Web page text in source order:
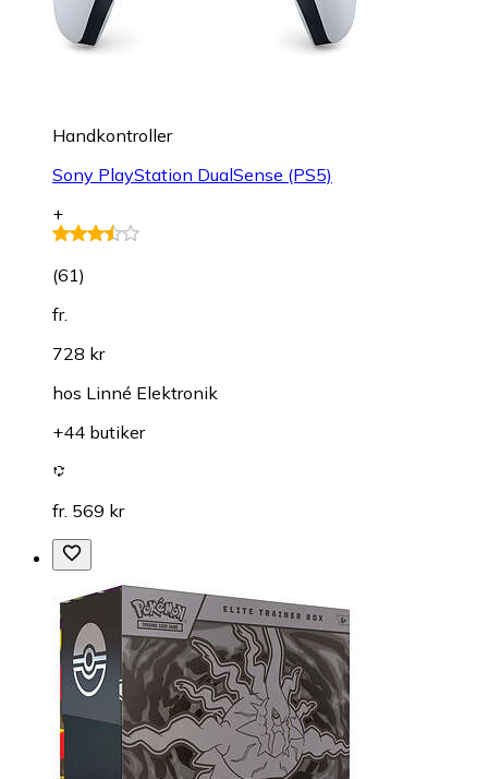
Handkontroller
Sony PlayStation DualSense (PS5)
+
(61)
fr.
728 kr
hos Linné Elektronik
+44 butiker
fr. 569 kr